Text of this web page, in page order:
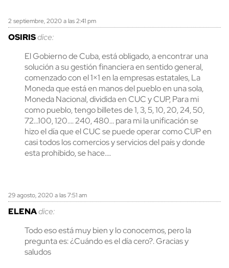
OSIRISdice:
2 septiembre, 2020 a las 2:41 pm
El Gobierno de Cuba, está obligado, a encontrar una
solución a su gestión financiera en sentido general,
comenzado con el 1×1 en la empresas estatales, La
Moneda que está en manos del pueblo en una sola,
Moneda Nacional, dividida en CUC y CUP, Para mi
como pueblo, tengo billetes de 1, 3, 5, 10, 20, 24, 50,
72…100, 120…. 240, 480… para mi la unificación se
hizo el día que el CUC se puede operar como CUP en
casi todos los comercios y servicios del país y donde
esta prohibido, se hace….
ELENAdice:
29 agosto, 2020 a las 7:51 am
Todo eso está muy bien y lo conocemos, pero la
pregunta es: ¿Cuándo es el día cero?. Gracias y
saludos